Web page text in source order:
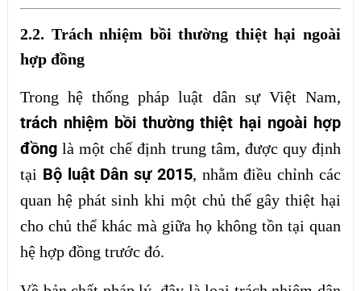
2.2. Trách nhiệm bồi thường thiệt hại ngoài
hợp đồng
Trong hệ thống pháp luật dân sự Việt Nam,
trách nhiệm bồi thường thiệt hại ngoài hợp
đồnglà một chế định trung tâm, được quy định
tại Bộ luật Dân sự 2015, nhằm điều chỉnh các
quan hệ phát sinh khi một chủ thể gây thiệt hại
cho chủ thể khác mà giữa họ không tồn tại quan
hệ hợp đồng trước đó.